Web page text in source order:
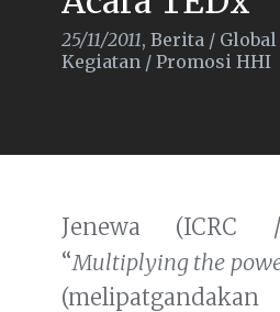
25/11/2011, Berita / Global
Kegiatan / Promosi HHI
Jenewa
“Multiplying the